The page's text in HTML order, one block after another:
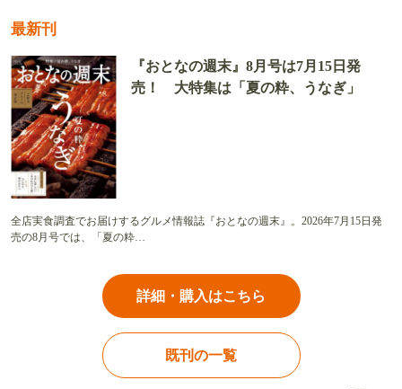
最新刊
『おとなの週末』8月号は7月15日発
売！ 大特集は「夏の粋、うなぎ」
全店実食調査でお届けするグルメ情報誌『おとなの週末』。2026年7月15日発
売の8月号では、「夏の粋…
詳細・購入はこちら
既刊の一覧